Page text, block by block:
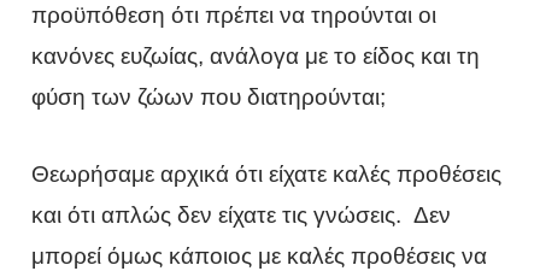
προϋπόθεση ότι πρέπει να τηρούνται οι
κανόνες ευζωίας, ανάλογα με το είδος και τη
φύση των ζώων που διατηρούνται;
Θεωρήσαμε αρχικά ότι είχατε καλές προθέσεις
και ότι απλώς δεν είχατε τις γνώσεις. Δεν
μπορεί όμως κάποιος με καλές προθέσεις να